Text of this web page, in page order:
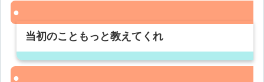
当初のこともっと教えてくれ